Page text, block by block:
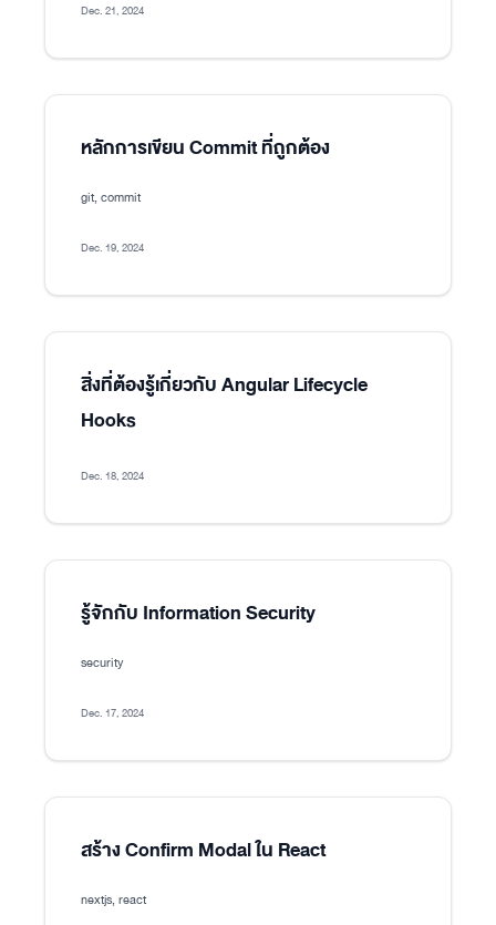
Dec. 21, 2024
หลักการเขียน Commit ที่ถูกต้อง
git, commit
Dec. 19, 2024
สิ่งที่ต้องรู้เกี่ยวกับ Angular Lifecycle
Hooks
Dec. 18, 2024
รู้จักกับ Information Security
security
Dec. 17, 2024
สร้าง Confirm Modal ใน React
nextjs, react